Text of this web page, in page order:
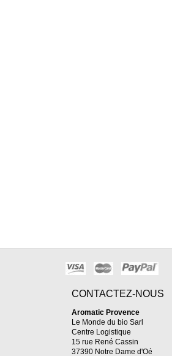
CONTACTEZ-NOUS
Aromatic Provence
Le Monde du bio Sarl
Centre Logistique
15 rue René Cassin
37390 Notre Dame d'Oé